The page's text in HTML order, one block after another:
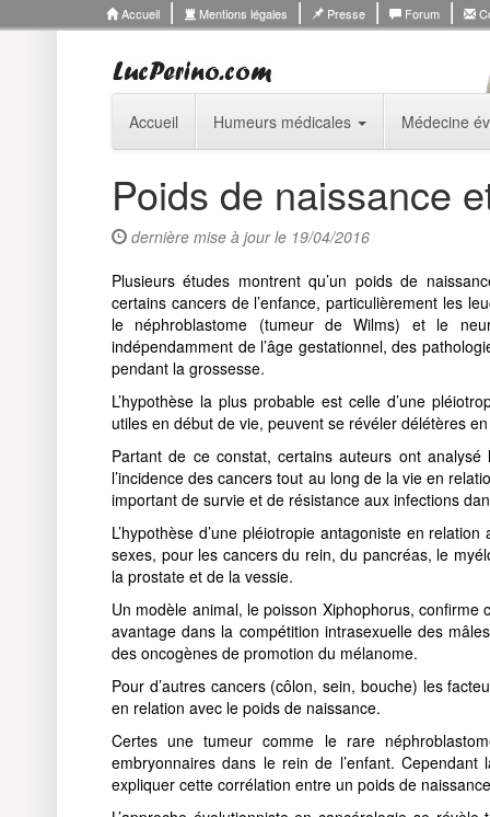
Accueil Mentions légales Presse Forum
Accueil Humeurs médicales Médecine
Poids de naissance
dernière mise à jour le 19/04/2016
Plusieurs études montrent qu’un poids de
certains cancers de l’enfance, particulièrement les
le néphroblastome (tumeur de Wilms) et le
indépendamment de l’âge gestationnel, des
pendant la grossesse.
L’hypothèse la plus probable est celle d’une
utiles en début de vie, peuvent se révéler délétères
Partant de ce constat, certains auteurs ont
l’incidence des cancers tout au long de la vie en
important de survie et de résistance aux infections
L’hypothèse d’une pléiotropie antagoniste en
sexes, pour les cancers du rein, du pancréas, le
la prostate et de la vessie.
Un modèle animal, le poisson Xiphophorus,
avantage dans la compétition intrasexuelle des
des oncogènes de promotion du mélanome.
Pour d’autres cancers (côlon, sein, bouche) les
en relation avec le poids de naissance.
Certes une tumeur comme le rare
embryonnaires dans le rein de l’enfant.
expliquer cette corrélation entre un poids de